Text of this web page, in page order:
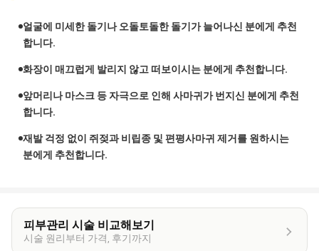
얼굴에 미세한 돌기나 오돌토돌한 돌기가 늘어나신 분에게 추천
합니다.
화장이 매끄럽게 발리지 않고 떠보이시는 분에게 추천합니다.
앞머리나 마스크 등 자극으로 인해 사마귀가 번지신 분에게 추천
합니다.
재발 걱정 없이 쥐젖과 비립종 및 편평사마귀 제거를 원하시는
분에게 추천합니다.
피부관리 시술 비교해보기
시술 원리부터 가격, 후기까지